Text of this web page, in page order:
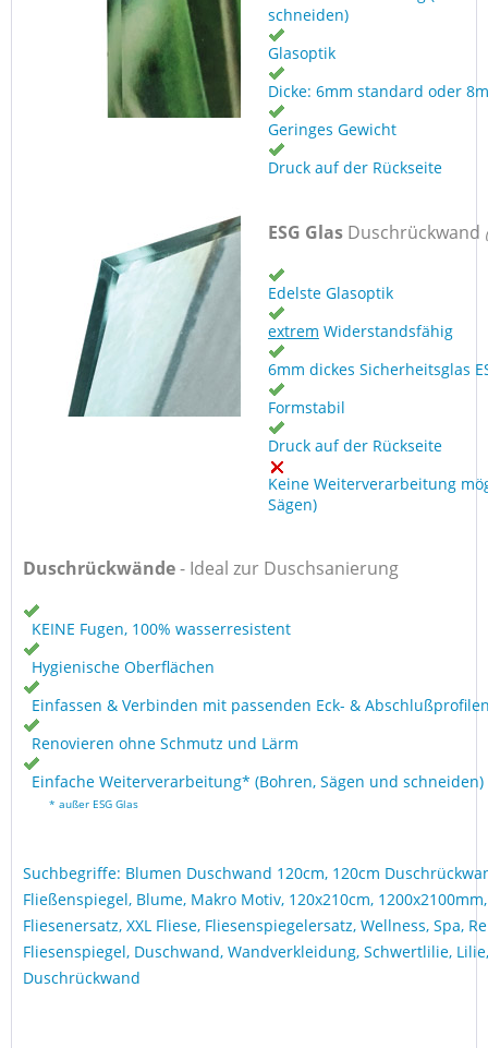
schneiden)
Glasoptik
Dicke: 6mm standard oder
Geringes Gewicht
Druck auf der Rückseite
ESG Glas Duschrückwand
Edelste Glasoptik
extrem Widerstandsfähig
6mm dickes Sicherheitsglas
Formstabil
Druck auf der Rückseite
Keine Weiterverarbeitung
Sägen)
Duschrückwände- Ideal zur Duschsanierung
KEINE Fugen, 100% wasserresistent
Hygienische Oberflächen
Einfassen & Verbinden mit passenden Eck- &
Renovieren ohne Schmutz und Lärm
Einfache Weiterverarbeitung* (Bohren, Sägen und schneiden)
* außer ESG Glas
Suchbegriffe: Blumen Duschwand 120cm, 120cm
Fließenspiegel, Blume, Makro Motiv, 120x210cm,
Fliesenersatz, XXL Fliese, Fliesenspiegelersatz, Wellness, Spa,
Fliesenspiegel, Duschwand, Wandverkleidung, Schwertlilie,
Duschrückwand